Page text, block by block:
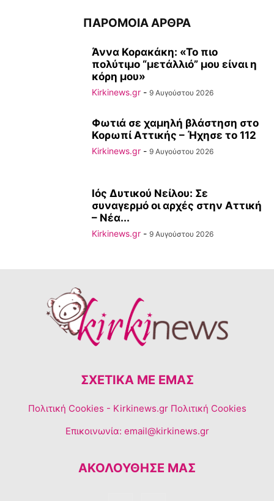
ΠΑΡΟΜΟΙΑ ΑΡΘΡΑ
Άννα Κορακάκη: «Το πιο
πολύτιμο “μετάλλιό” μου είναι η
κόρη μου»
Kirkinews.gr - 9 Αυγούστου 2026
Φωτιά σε χαμηλή βλάστηση στο
Κορωπί Αττικής – Ήχησε το 112
Kirkinews.gr - 9 Αυγούστου 2026
Ιός Δυτικού Νείλου: Σε
συναγερμό οι αρχές στην Αττική
– Νέα...
Kirkinews.gr - 9 Αυγούστου 2026
ΣΧΕΤΙΚΆ ΜΕ ΕΜΆΣ
Πολιτική Cookies - Kirkinews.gr Πολιτική Cookies
Επικοινωνία: email@kirkinews.gr
ΑΚΟΛΟΥΘΗΣΕ ΜΑΣ